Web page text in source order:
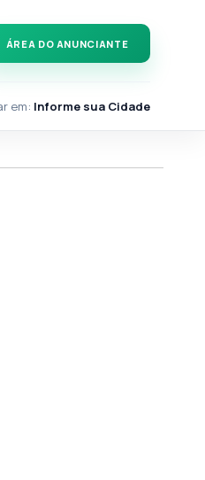
ÁREA DO ANUNCIANTE
em: Informe sua Cidade